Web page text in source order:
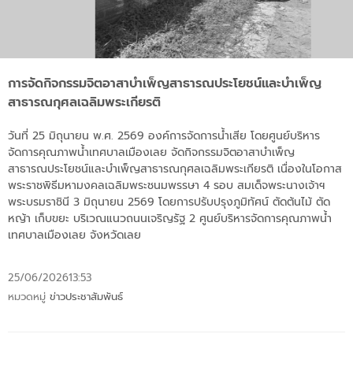
การจัดกิจกรรมจิตอาสาบำเพ็ญสาธารณประโยชน์และบำเพ็ญ
สาธารณกุศลเฉลิมพระเกียรติ
วันที่ 25 มิถุนายน พ.ศ. 2569 องค์การจัดการน้ำเสีย โดยศูนย์บริหาร
จัดการคุณภาพน้ำเทศบาลเมืองเลย จัดกิจกรรมจิตอาสาบำเพ็ญ
สาธารณประโยชน์และบำเพ็ญสาธารณกุศลเฉลิมพระเกียรติ เนื่องในโอกาส
พระราชพิธีมหามงคลเฉลิมพระชนมพรรษา 4 รอบ สมเด็จพระนางเจ้าฯ
พระบรมราชินี 3 มิถุนายน 2569 โดยการปรับปรุงภูมิทัศน์ ตัดต้นไม้ ตัด
หญ้า เก็บขยะ บริเวณแนวถนนเจริญรัฐ 2 ศูนย์บริหารจัดการคุณภาพน้ำ
เทศบาลเมืองเลย จังหวัดเลย
25/06/202613:53
หมวดหมู่ ข่าวประชาสัมพันธ์